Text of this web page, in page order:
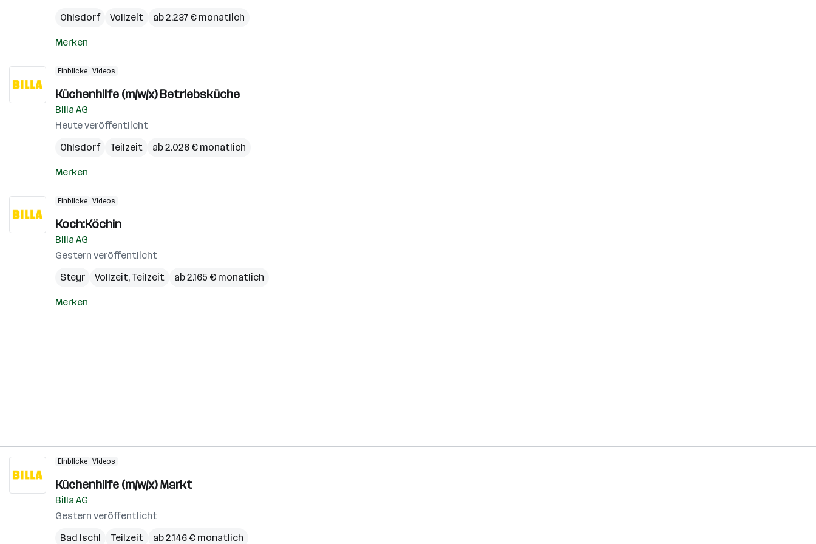
Ohlsdorf
Vollzeit ab 2.237 € monatlich
Merken
Einblicke Videos
Küchenhilfe (m/w/x) Betriebsküche
Billa AG
Heute veröffentlicht
Ohlsdorf
Teilzeit ab 2.026 € monatlich
Merken
Einblicke Videos
Koch:Köchin
Billa AG
Gestern veröffentlicht
Steyr
Vollzeit, Teilzeit ab 2.165 € monatlich
Merken
Einblicke Videos
Küchenhilfe (m/w/x) Markt
Billa AG
Gestern veröffentlicht
Bad Ischl
Teilzeit ab 2.146 € monatlich